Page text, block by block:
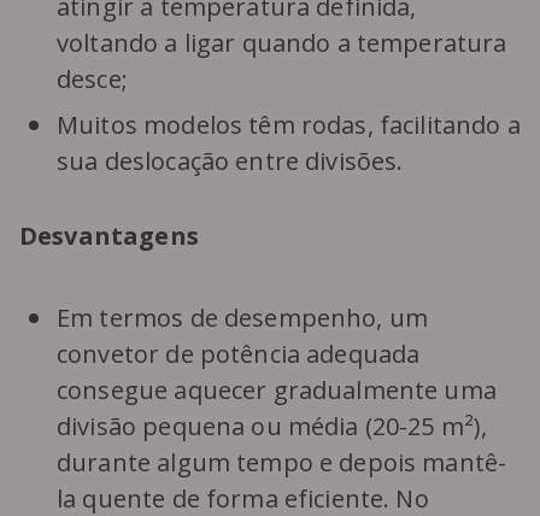
voltando a ligar quando a temperatura
desce;
Muitos modelos têm rodas, facilitando a
sua deslocação entre divisões.
Desvantagens
Em termos de desempenho, um
convetor de potência adequada
consegue aquecer gradualmente uma
divisão pequena ou média (20-25 m²),
durante algum tempo e depois mantê-
la quente de forma eficiente. No